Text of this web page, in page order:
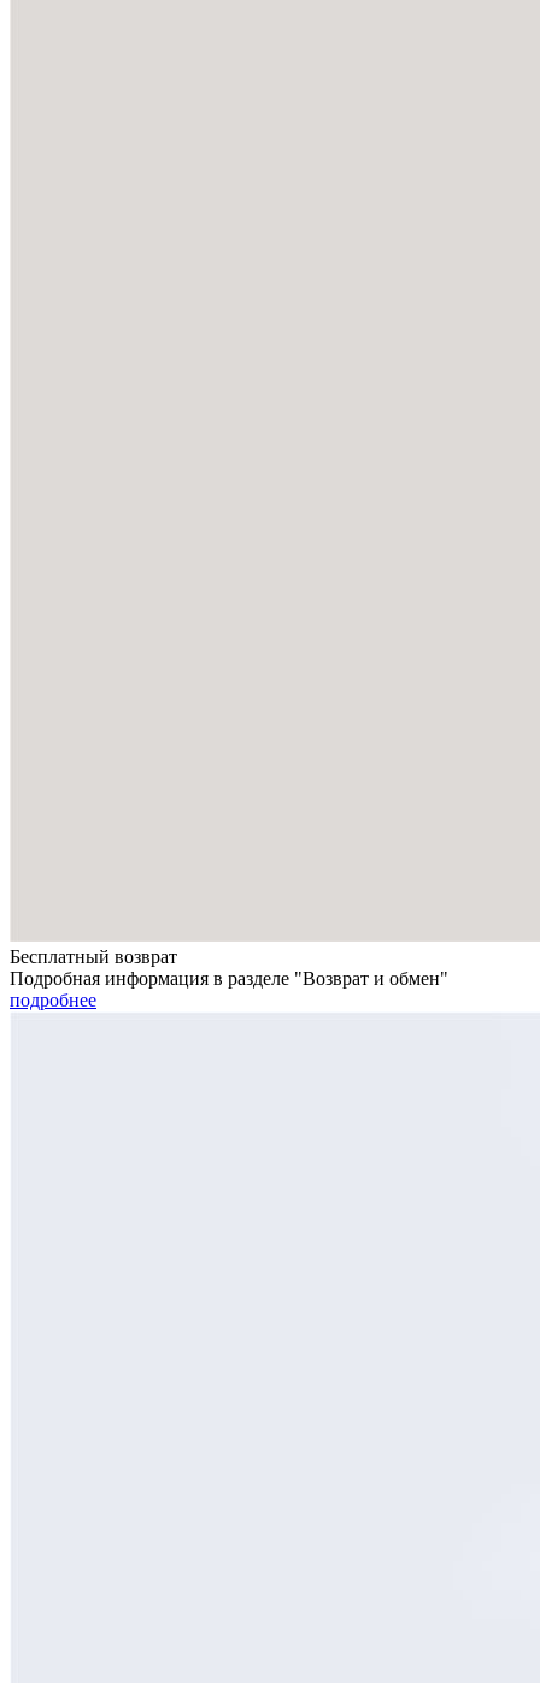
Бесплатный возврат
Подробная информация в разделе "Возврат и обмен"
подробнее